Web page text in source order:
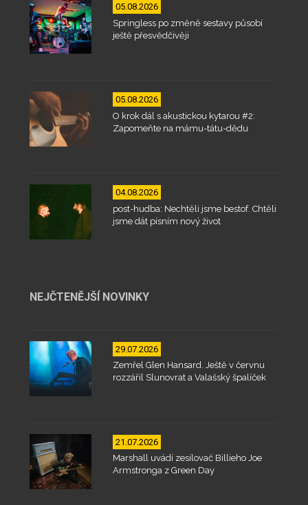
05.08.2026
Springless po změně sestavy působí
ještě přesvědčivěji
05.08.2026
O krok dál s akustickou kytarou #2:
Zapomeňte na mámu-tátu-dědu
04.08.2026
post-hudba: Nechtěli jsme bestof. Chtěli
jsme dát písním nový život
NEJČTENĚJŠÍ NOVINKY
29.07.2026
Zemřel Glen Hansard. Ještě v červnu
rozzářil Slunovrat a Valašský špalíček
21.07.2026
Marshall uvádí zesilovač Billieho Joe
Armstronga z Green Day